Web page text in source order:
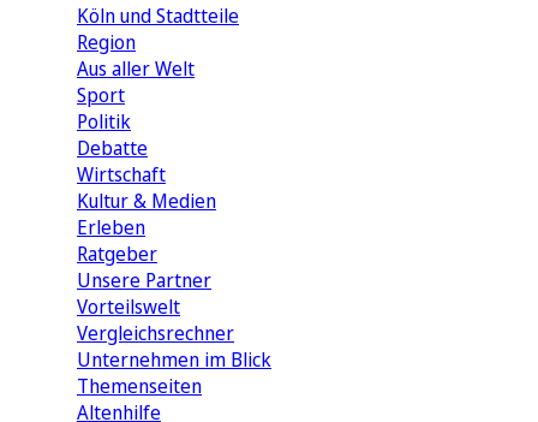
Köln und Stadtteile
Region
Aus aller Welt
Sport
Politik
Debatte
Wirtschaft
Kultur & Medien
Erleben
Ratgeber
Unsere Partner
Vorteilswelt
Vergleichsrechner
Unternehmen im Blick
Themenseiten
Altenhilfe